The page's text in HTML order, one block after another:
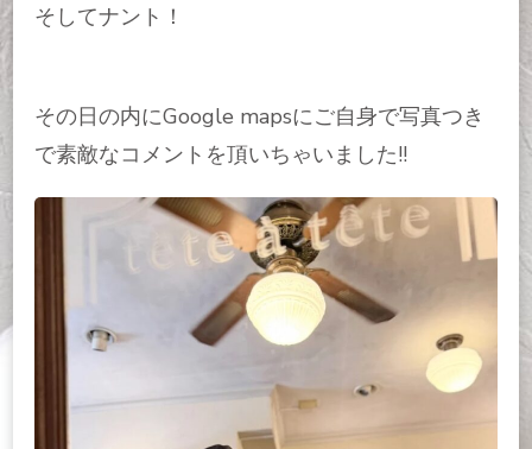
そしてナント！
その日の内にGoogle mapsにご自身で写真つき
で素敵なコメントを頂いちゃいました!!